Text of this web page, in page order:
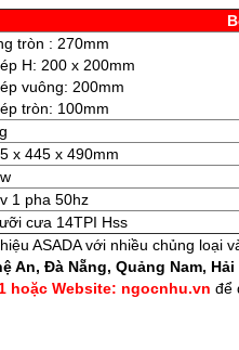
tròn : 270mm
H: 200 x 200mm
vuông: 200mm
tròn: 100mm
x 445 x 490mm
1 pha 50hz
cưa 14TPI Hss
ASADA với nhiều chủng loại
Đà Nẵng, Quảng Nam,
hoặc Website: ngocnhu.vn để